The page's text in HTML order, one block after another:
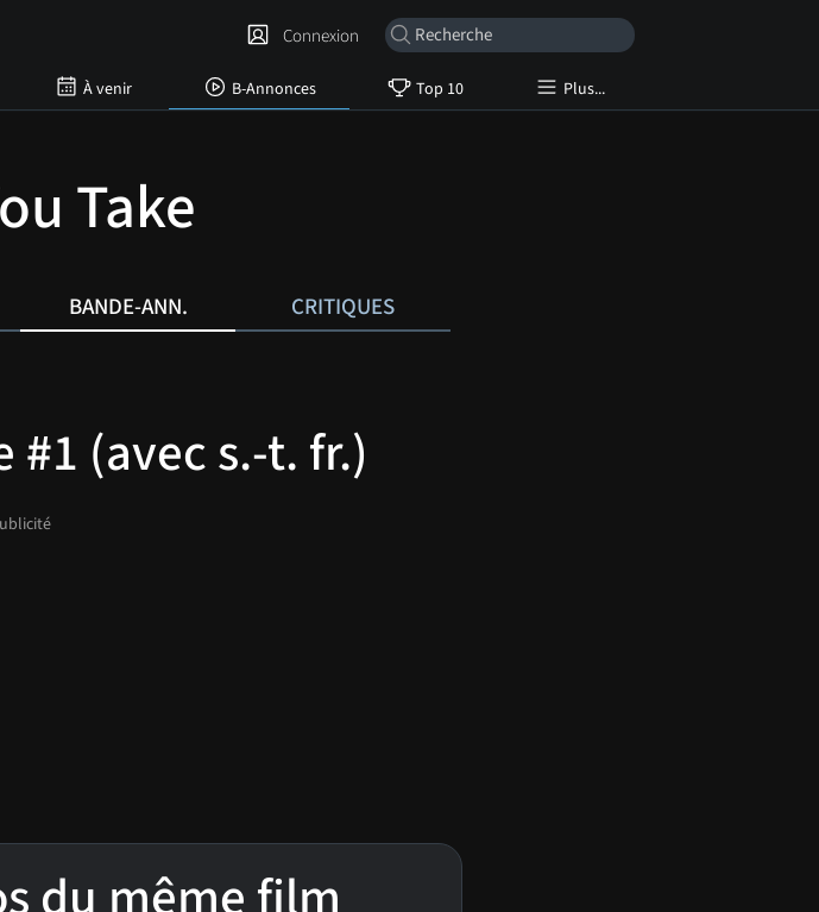
À venir B-Annonces Top 10 Plus...
Connexion
Take
BANDE-ANN. CRITIQUES
(avec s.-t. fr.)